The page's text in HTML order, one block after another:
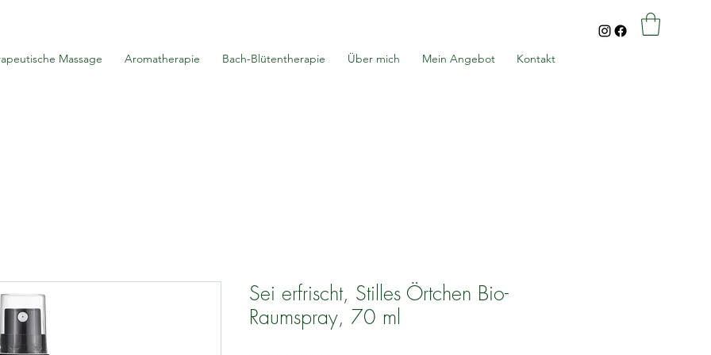
Massage Aromatherapie Bach-Blütentherapie Über mich Mein Angebot Kontakt
Sei erfrischt, Stilles Örtchen Bio-
Raumspray, 70 ml